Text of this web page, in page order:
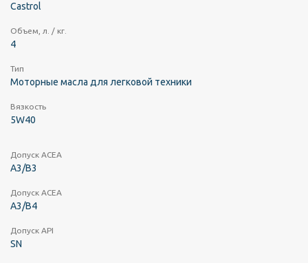
Castrol
Объем, л. / кг.
4
Тип
Моторные масла для легковой техники
Вязкость
5W40
Допуск ACEA
A3/B3
Допуск ACEA
A3/B4
Допуск API
SN